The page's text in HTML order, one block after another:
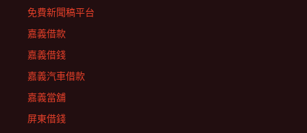
免費新聞稿平台
嘉義借款
嘉義借錢
嘉義汽車借款
嘉義當舖
屏東借錢